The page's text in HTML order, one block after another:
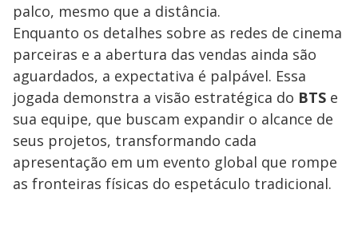
palco, mesmo que a distância.
Enquanto os detalhes sobre as redes de cinema
parceiras e a abertura das vendas ainda são
aguardados, a expectativa é palpável. Essa
jogada demonstra a visão estratégica do BTS e
sua equipe, que buscam expandir o alcance de
seus projetos, transformando cada
apresentação em um evento global que rompe
as fronteiras físicas do espetáculo tradicional.